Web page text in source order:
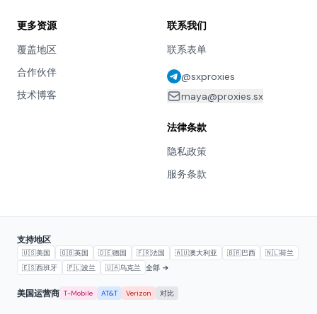
更多资源
覆盖地区
合作伙伴
技术博客
联系我们
联系表单
@sxproxies
maya@proxies.sx
法律条款
隐私政策
服务条款
支持地区
🇺🇸美国 🇬🇧英国 🇩🇪德国 🇫🇷法国 🇦🇺澳大利亚 🇧🇷巴西 🇳🇱荷兰
🇪🇸西班牙 🇵🇱波兰 🇺🇦乌克兰 全部 →
美国运营商 T-Mobile AT&T Verizon 对比